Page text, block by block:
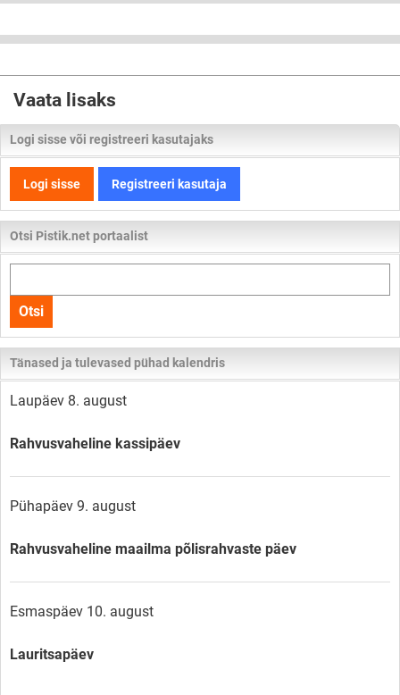
Vaata lisaks
Logi sisse või registreeri kasutajaks
Logi sisse Registreeri kasutaja
Otsi Pistik.net portaalist
kogu
lehelt
Otsi
Tänased ja tulevased pühad kalendris
Laupäev 8. august
Rahvusvaheline kassipäev
Pühapäev 9. august
Rahvusvaheline maailma põlisrahvaste päev
Esmaspäev 10. august
Lauritsapäev